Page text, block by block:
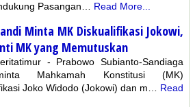
Pasangan…
Read More...
Minta MK Diskualifikasi Jokowi,
MK yang Memutuskan
- Prabowo Subianto-Sandiaga
Mahkamah Konstitusi (MK)
Joko Widodo (Jokowi) dan m…
Read